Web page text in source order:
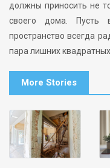
должны приносить не
своего дома. Пусть
пространство всегда
пара лишних
More Stories